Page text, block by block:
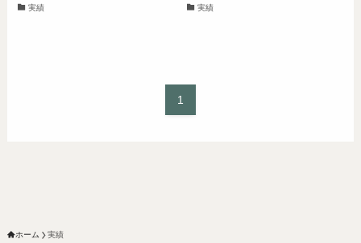
実績
実績
1
ホーム 実績